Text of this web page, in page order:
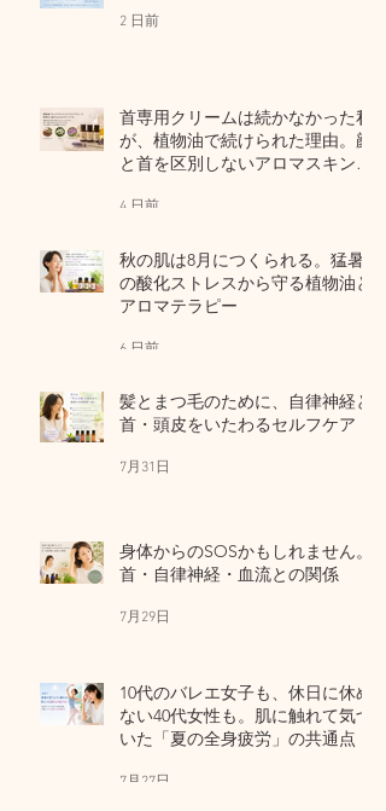
2 日前
首専用クリームは続かなかった私
が、植物油で続けられた理由。顔
と首を区別しないアロマスキンケ
4 日前
秋の肌は8月につくられる。猛暑
の酸化ストレスから守る植物油と
アロマテラピー
6 日前
髪とまつ毛のために、自律神経と
首・頭皮をいたわるセルフケア
7月31日
身体からのSOSかもしれません。
首・自律神経・血流との関係
7月29日
10代のバレエ女子も、休日に休め
ない40代女性も。肌に触れて気づ
いた「夏の全身疲労」の共通点
7月27日